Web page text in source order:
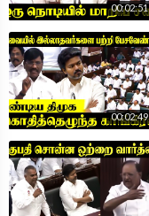
00:02:51
00:02:49